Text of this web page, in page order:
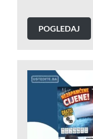
POGLEDAJ